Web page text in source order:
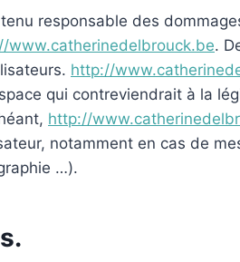
responsable des
www.catherinedelbrouck.be.
http://
qui contreviendrait à la
http://
notamment en cas de
…).